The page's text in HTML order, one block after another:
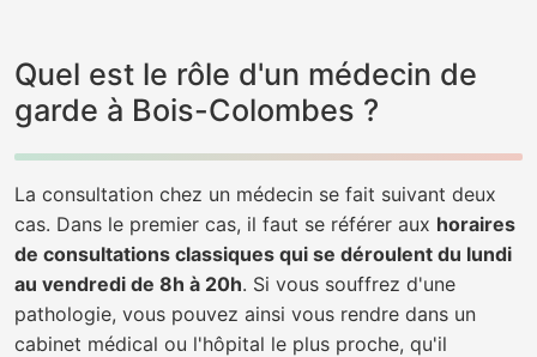
Quel est le rôle d'un médecin de
garde à Bois-Colombes ?
La consultation chez un médecin se fait suivant deux
cas. Dans le premier cas, il faut se référer aux horaires
de consultations classiques qui se déroulent du lundi
au vendredi de 8h à 20h. Si vous souffrez d'une
pathologie, vous pouvez ainsi vous rendre dans un
cabinet médical ou l'hôpital le plus proche, qu'il